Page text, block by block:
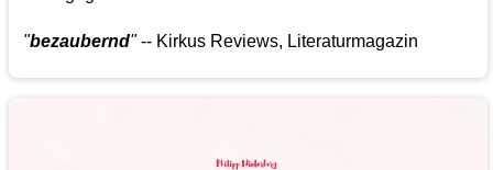
"bezaubernd"-- Kirkus Reviews, Literaturmagazin